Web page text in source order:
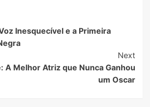
Inesquecível e a Primeira
Next
A Melhor Atriz que Nunca Ganhou
um Oscar